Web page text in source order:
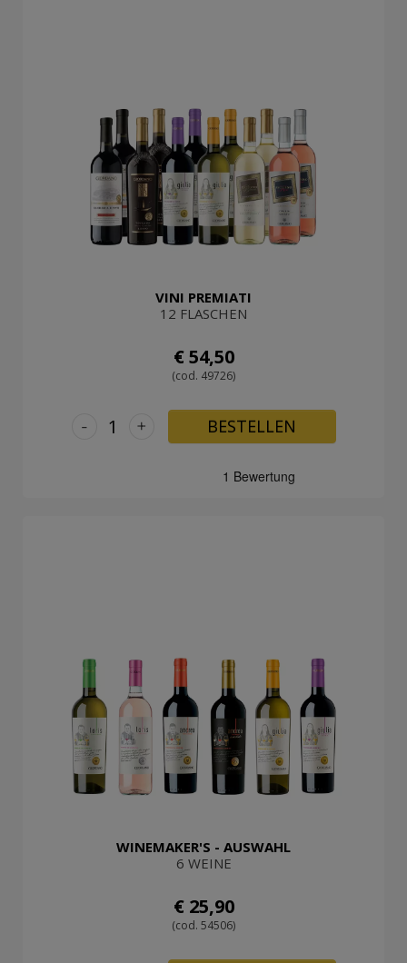
VINI PREMIATI
12 FLASCHEN
€ 54,50
(cod. 49726)
+
- BESTELLEN
WINEMAKER'S - AUSWAHL
6 WEINE
€ 25,90
(cod. 54506)